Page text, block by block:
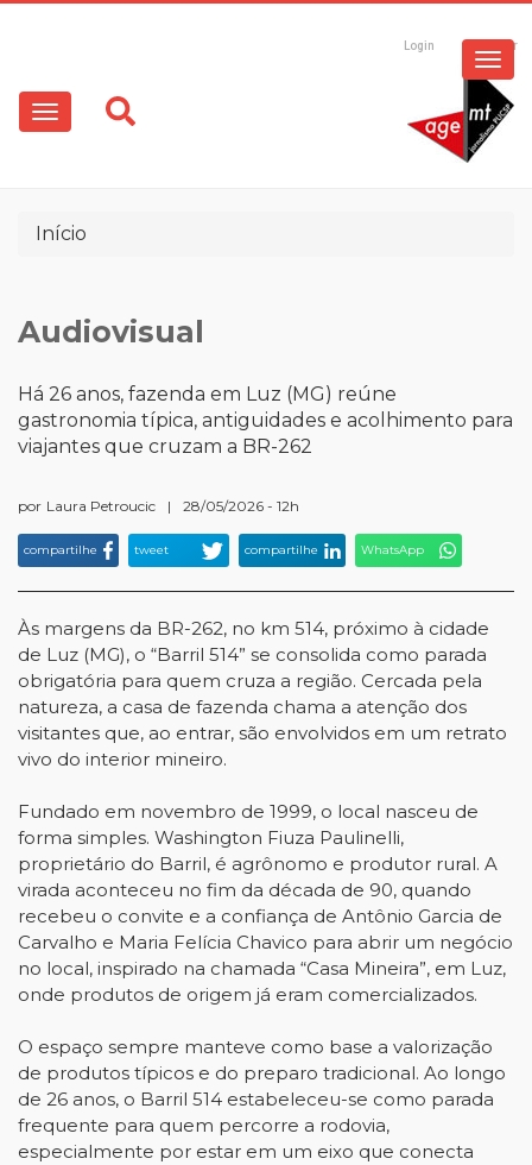
conteúdo
principal
Login Registrar
Main
navigation
Trilha
Início
Audiovisual
Há 26 anos, fazenda em Luz (MG) reúne
gastronomia típica, antiguidades e acolhimento para
viajantes que cruzam a BR-262
por Laura Petroucic | 28/05/2026 - 12h
compartilhe tweet compartilhe WhatsApp
Às margens da BR-262, no km 514, próximo à cidade
de Luz (MG), o “Barril 514” se consolida como parada
obrigatória para quem cruza a região. Cercada pela
natureza, a casa de fazenda chama a atenção dos
visitantes que, ao entrar, são envolvidos em um retrato
vivo do interior mineiro.
Fundado em novembro de 1999, o local nasceu de
forma simples. Washington Fiuza Paulinelli,
proprietário do Barril, é agrônomo e produtor rural. A
virada aconteceu no fim da década de 90, quando
recebeu o convite e a confiança de Antônio Garcia de
Carvalho e Maria Felícia Chavico para abrir um negócio
no local, inspirado na chamada “Casa Mineira”, em Luz,
onde produtos de origem já eram comercializados.
O espaço sempre manteve como base a valorização
de produtos típicos e do preparo tradicional. Ao longo
de 26 anos, o Barril 514 estabeleceu-se como parada
frequente para quem percorre a rodovia,
especialmente por estar em um eixo que conecta